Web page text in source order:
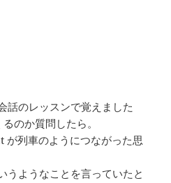
話のレッスンで覚えました
のか質問したら。
列車のようにつながった思
うようなことを言っていたと